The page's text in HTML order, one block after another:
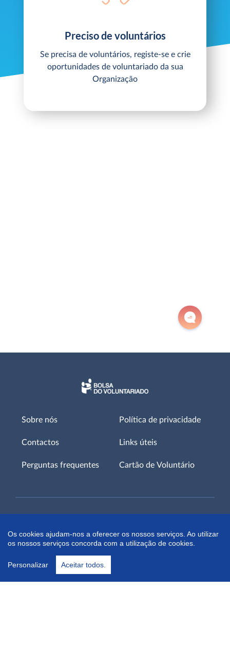
Preciso de voluntários
Se precisa de voluntários, registe-se e crie
oportunidades de voluntariado da sua
Organização
Sobre nós
Contactos
Perguntas frequentes
Política de privacidade
Links úteis
Cartão de Voluntário
Parceiro principal
Os cookies ajudam-nos a oferecer os nossos serviços. Ao utilizar
os nossos serviços concorda com a utilização de cookies.
Personalizar Aceitar todos.